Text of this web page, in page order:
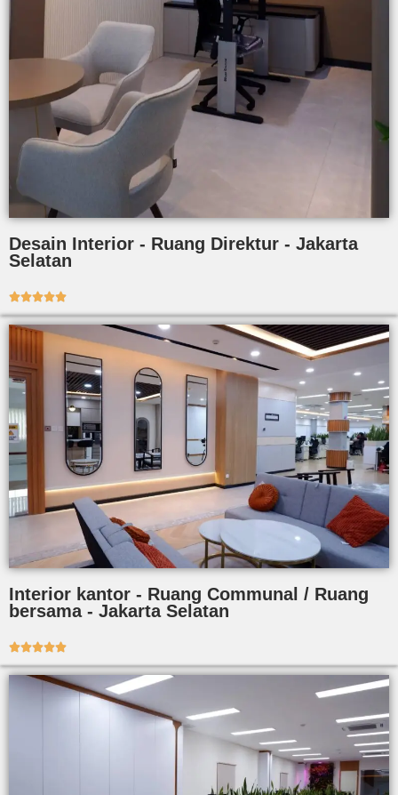
Desain Interior - Ruang Direktur - Jakarta
Selatan

Interior kantor - Ruang Communal / Ruang
bersama - Jakarta Selatan
